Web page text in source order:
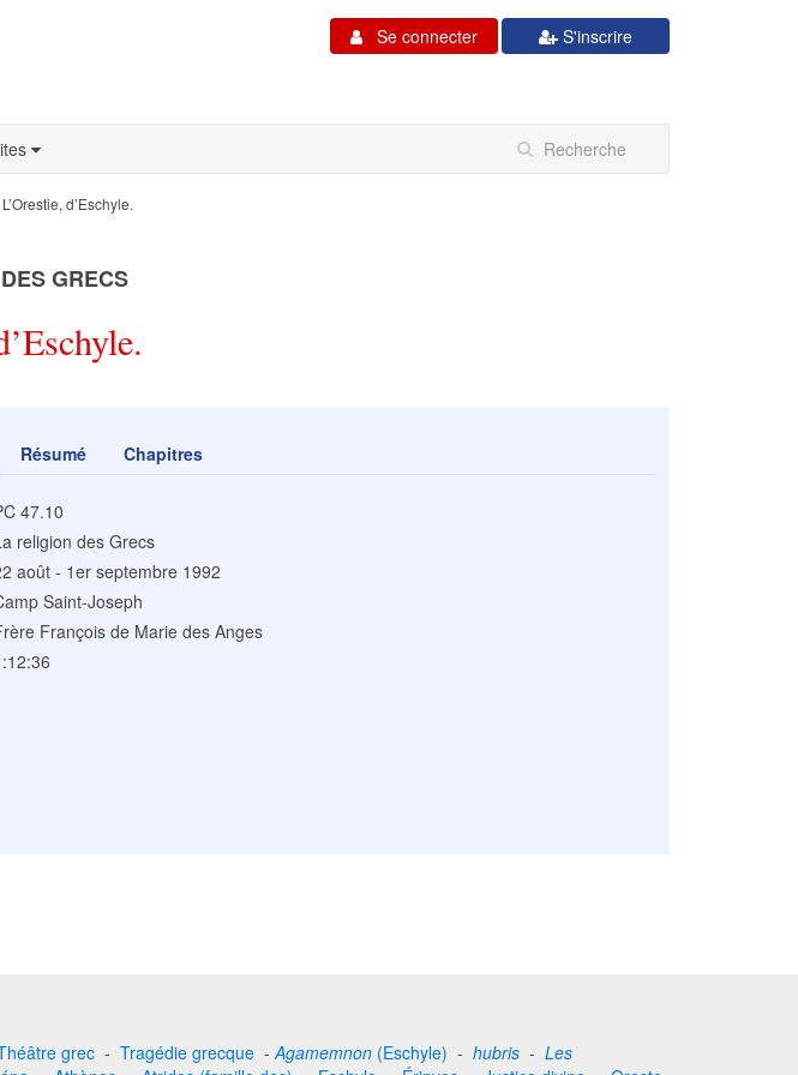
S'inscrire
Se connecter
L’Orestie, d’Eschyle.
GRECS
Résumé Chapitres
47.10
religion des Grecs
août - 1er septembre 1992
Saint-Joseph
François de Marie des Anges
grec - Tragédie grecque -Agamemnon (Eschyle) - hubris - Les